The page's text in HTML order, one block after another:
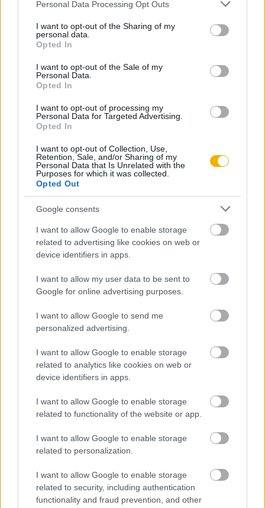
not limited to your visit or usage behaviour. You may click to
grant or deny consent to Google and its third-party tags to
use your data for below specified purposes in below Google
consent section.
Personal Data Processing Opt Outs
I want to opt-out of the Sharing of my
personal data.
Opted In
I want to opt-out of the Sale of my
Personal Data.
Opted In
I want to opt-out of processing my
Personal Data for Targeted Advertising.
Opted In
I want to opt-out of Collection, Use,
Retention, Sale, and/or Sharing of my
Personal Data that Is Unrelated with the
Purposes for which it was collected.
Opted Out
Google consents
I want to allow Google to enable storage
related to advertising like cookies on web or
device identifiers in apps.
I want to allow my user data to be sent to
Google for online advertising purposes.
I want to allow Google to send me
personalized advertising.
I want to allow Google to enable storage
related to analytics like cookies on web or
device identifiers in apps.
I want to allow Google to enable storage
related to functionality of the website or app.
I want to allow Google to enable storage
related to personalization.
I want to allow Google to enable storage
related to security, including authentication
functionality and fraud prevention, and other
rendelkezik felhasználói fiókkal, kattintson ide:
Szerző
Pollmann Ferenc
Ismerje meg
A szerző cikkei
Tananyag
Magyar történelem
Az első világháború és következményei
A kiegyezéshez vezető út és a dualizmus kora
Magyarországon
Lapszám